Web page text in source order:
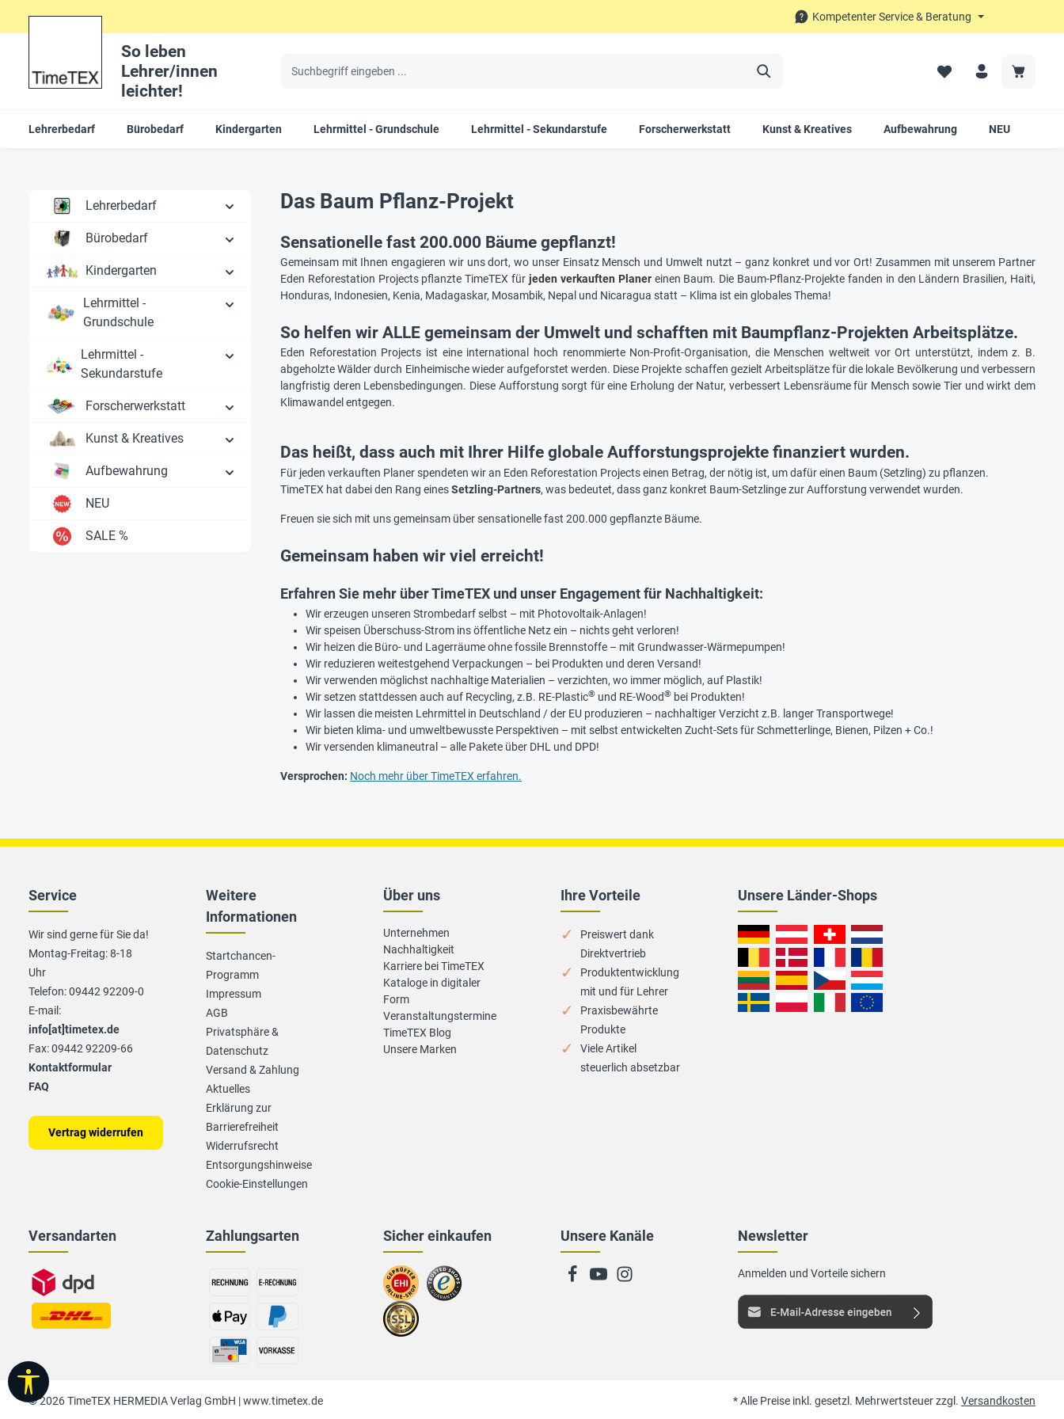
Kompetenter Service & Beratung
So leben
Lehrer/innen
leichter!
Lehrerbedarf Bürobedarf Kindergarten Lehrmittel - Grundschule Lehrmittel - Sekundarstufe Forscherwerkstatt Kunst & Kreatives Aufbewahrung NEU
Lehrerbedarf
Bürobedarf
Kindergarten
Lehrmittel -
Grundschule
Lehrmittel -
Sekundarstufe
Forscherwerkstatt
Kunst & Kreatives
Aufbewahrung
NEU
SALE %
Das Baum Pflanz-Projekt
Sensationelle fast 200.000 Bäume gepflanzt!
Gemeinsam mit Ihnen engagieren wir uns dort, wo unser Einsatz Mensch und Umwelt nutzt – ganz konkret und vor Ort! Zusammen mit unserem Partner
Eden Reforestation Projects pflanzte TimeTEX für jeden verkauften Planereinen Baum. Die Baum-Pflanz-Projekte fanden in den Ländern Brasilien, Haiti,
Honduras, Indonesien, Kenia, Madagaskar, Mosambik, Nepal und Nicaragua statt – Klima ist ein globales Thema!
So helfen wir ALLE gemeinsam der Umwelt und schafften mit Baumpflanz-Projekten Arbeitsplätze.
Eden Reforestation Projects ist eine international hoch renommierte Non-Profit-Organisation, die Menschen weltweit vor Ort unterstützt, indem z. B.
abgeholzte Wälder durch Einheimische wieder aufgeforstet werden. Diese Projekte schaffen gezielt Arbeitsplätze für die lokale Bevölkerung und verbessern
langfristig deren Lebensbedingungen. Diese Aufforstung sorgt für eine Erholung der Natur, verbessert Lebensräume für Mensch sowie Tier und wirkt dem
Klimawandel entgegen.
Das heißt, dass auch mit Ihrer Hilfe globale Aufforstungsprojekte finanziert wurden.
Für jeden verkauften Planer spendeten wir an Eden Reforestation Projects einen Betrag, der nötig ist, um dafür einen Baum (Setzling) zu pflanzen.
TimeTEX hat dabei den Rang einesSetzling-Partners, was bedeutet, dass ganz konkret Baum-Setzlinge zur Aufforstung verwendet wurden.
Freuen sie sich mit uns gemeinsam über sensationelle fast 200.000 gepflanzte Bäume.
Gemeinsam haben wir viel erreicht!
Erfahren Sie mehr über TimeTEX und unser Engagement für Nachhaltigkeit:
Wir erzeugen unseren Strombedarf selbst – mit Photovoltaik-Anlagen!
Wir speisen Überschuss-Strom ins öffentliche Netz ein – nichts geht verloren!
Wir heizen die Büro- und Lagerräume ohne fossile Brennstoffe – mit Grundwasser-Wärmepumpen!
Wir reduzieren weitestgehend Verpackungen – bei Produkten und deren Versand!
Wir verwenden möglichst nachhaltige Materialien – verzichten, wo immer möglich, auf Plastik!
Wir setzen stattdessen auch auf Recycling, z.B. RE-Plastic® und RE-Wood® bei Produkten!
Wir lassen die meisten Lehrmittel in Deutschland / der EU produzieren – nachhaltiger Verzicht z.B. langer Transportwege!
Wir bieten klima- und umweltbewusste Perspektiven – mit selbst entwickelten Zucht-Sets für Schmetterlinge, Bienen, Pilzen + Co.!
Wir versenden klimaneutral – alle Pakete über DHL und DPD!
Versprochen: Noch mehr über TimeTEX erfahren.
Unsere Kanäle
Ihre Vorteile
Preiswert dank
Direktvertrieb
Produktentwicklung
mit und für Lehrer
Praxisbewährte
Produkte
Viele Artikel
steuerlich absetzbar
Unsere Länder-Shops
Sicher einkaufen
Zum
EHI-
Zertifikat
Zu
trusted
Über uns
Unternehmen
Nachhaltigkeit
Karriere bei TimeTEX
Kataloge in digitaler
Form
Veranstaltungstermine
TimeTEX Blog
Unsere Marken
Newsletter
Anmelden und Vorteile sichern
Service
Wir sind gerne für Sie da!
Montag-Freitag: 8-18
Uhr
Telefon: 09442 92209-0
E-mail:
info[at]timetex.de
Fax: 09442 92209-66
Kontaktformular
FAQ
Vertrag widerrufen
Weitere
Informationen
Startchancen-
Programm
Impressum
AGB
Privatsphäre &
Datenschutz
Versand & Zahlung
Aktuelles
Erklärung zur
Barrierefreiheit
Widerrufsrecht
Entsorgungshinweise
Cookie-Einstellungen
Zahlungsarten
Versandarten
© 2026 TimeTEX HERMEDIA Verlag GmbH |www.timetex.de * Alle Preise inkl. gesetzl. Mehrwertsteuer zzgl. Versandkosten
Werkzeugleiste anzeigen